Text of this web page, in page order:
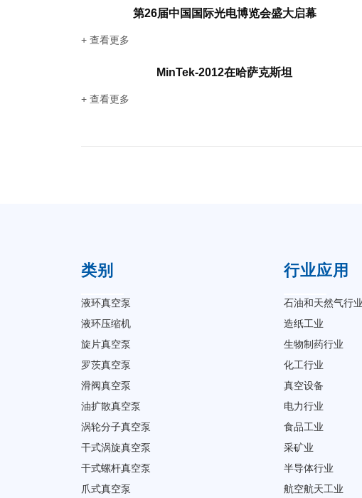
第26届中国国际光电博览会盛大启幕
+ 查看更多
MinTek-2012在哈萨克斯坦
+ 查看更多
类别
液环真空泵
液环压缩机
旋片真空泵
罗茨真空泵
滑阀真空泵
油扩散真空泵
涡轮分子真空泵
干式涡旋真空泵
干式螺杆真空泵
爪式真空泵
行业应用
石油和天然气行业
造纸工业
生物制药行业
化工行业
真空设备
电力行业
食品工业
采矿业
半导体行业
航空航天工业